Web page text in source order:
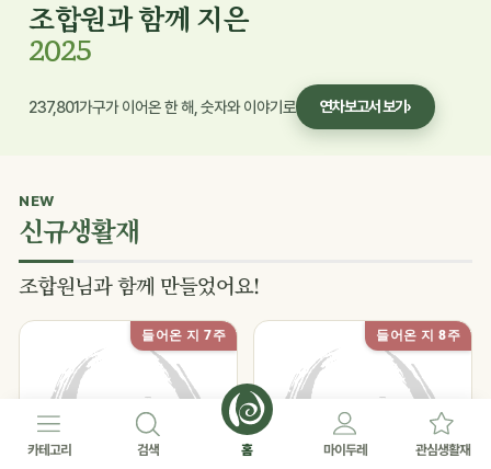
조합원과 함께 지은
2025
237,801가구가 이어온 한 해, 숫자와 이야기로 연차보고서 보기 ›
NEW
신규생활재
조합원님과 함께 만들었어요!
들어온 지 7주 들어온 지 8주
카테고리 검색 홈 마이두레 관심생활재